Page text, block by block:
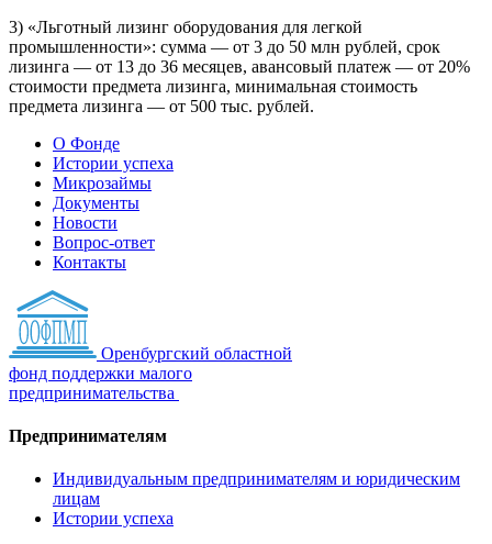
3) «Льготный лизинг оборудования для легкой
промышленности»: сумма — от 3 до 50 млн рублей, срок
лизинга — от 13 до 36 месяцев, авансовый платеж — от 20%
стоимости предмета лизинга, минимальная стоимость
предмета лизинга — от 500 тыс. рублей.
О Фонде
Истории успеха
Микрозаймы
Документы
Новости
Вопрос-ответ
Контакты
Оренбургский областной
фонд поддержки малого
предпринимательства
Предпринимателям
Индивидуальным предпринимателям и юридическим
лицам
Истории успеха